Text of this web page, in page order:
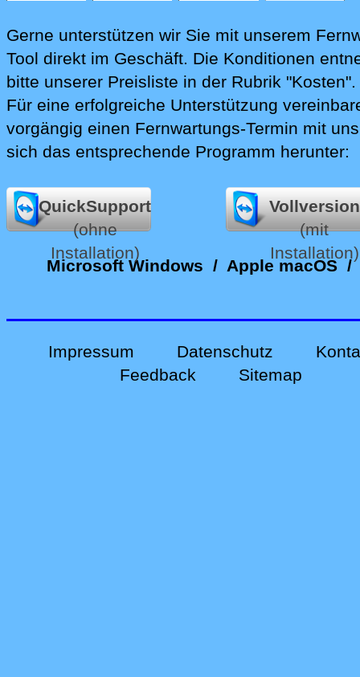
Fernwartung
Gerne unterstützen wir Sie mit unserem
Tool direkt im Geschäft. Die Konditionen
bitte unserer Preisliste in der Rubrik "Kosten".
Für eine erfolgreiche Unterstützung
vorgängig einen Fernwartungs-Termin mit
sich das entsprechende Programm herunter:
QuickSupport
(ohne
Installation)
Vollversion
(mit
Installation)
Microsoft Windows /Apple macOS /
Impressum Datenschutz
Feedback
Sitemap